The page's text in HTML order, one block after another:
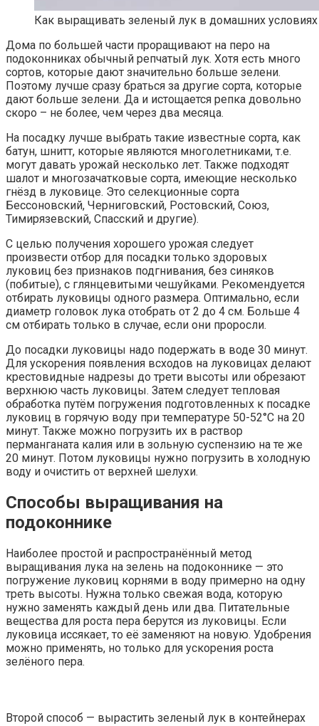
Как выращивать зеленый лук в домашних условиях
Дома по большей части проращивают на перо на
подоконниках обычный репчатый лук. Хотя есть много
сортов, которые дают значительно больше зелени.
Поэтому лучше сразу браться за другие сорта, которые
дают больше зелени. Да и истощается репка довольно
скоро – не более, чем через два месяца.
На посадку лучше выбрать такие известные сорта, как
батун, шнитт, которые являются многолетниками, т.е.
могут давать урожай несколько лет. Также подходят
шалот и многозачатковые сорта, имеющие несколько
гнёзд в луковице. Это селекционные сорта
Бессоновский, Черниговский, Ростовский, Союз,
Тимирязевский, Спасский и другие).
С целью получения хорошего урожая следует
произвести отбор для посадки только здоровых
луковиц без признаков подгнивания, без синяков
(побитые), с глянцевитыми чешуйками. Рекомендуется
отбирать луковицы одного размера. Оптимально, если
диаметр головок лука отобрать от 2 до 4 см. Больше 4
см отбирать только в случае, если они проросли.
До посадки луковицы надо подержать в воде 30 минут.
Для ускорения появления всходов на луковицах делают
крестовидные надрезы до трети высоты или обрезают
верхнюю часть луковицы. Затем следует тепловая
обработка путём погружения подготовленных к посадке
луковиц в горячую воду при температуре 50-52°C на 20
минут. Также можно погрузить их в раствор
перманганата калия или в зольную суспензию на те же
20 минут. Потом луковицы нужно погрузить в холодную
воду и очистить от верхней шелухи.
Способы выращивания на
подоконнике
Наиболее простой и распространённый метод
выращивания лука на зелень на подоконнике — это
погружение луковиц корнями в воду примерно на одну
треть высоты. Нужна только свежая вода, которую
нужно заменять каждый день или два. Питательные
вещества для роста пера берутся из луковицы. Если
луковица иссякает, то её заменяют на новую. Удобрения
можно применять, но только для ускорения роста
зелёного пера.
Второй способ — вырастить зеленый лук в контейнерах